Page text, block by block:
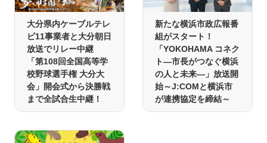
大分県内ケーブルテレ
ビ11事業者と大分朝日
放送でリレー中継
「第108回全国高等学
校野球選手権 大分大
会」開会式から決勝戦
まで全試合生中継！
新たな横浜市政広報番
組がスタート！
「YOKOHAMA コネク
ト―市長がつなぐ横浜
の人と未来―」放送開
始～J:COMと横浜市
が連携協定を締結～